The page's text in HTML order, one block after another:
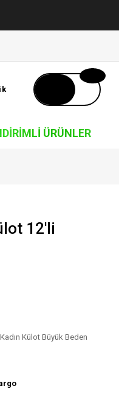
ÜRÜNLER
12'li
Kadın Külot Büyük Beden